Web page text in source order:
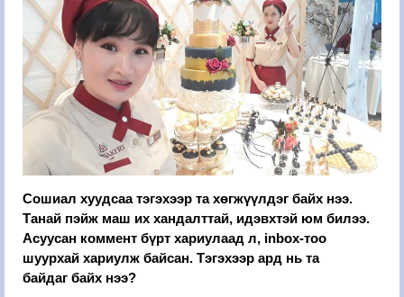
Сошиал хуудсаа тэгэхээр та хөгжүүлдэг байх нээ.
Танай пэйж маш их хандалттай, идэвхтэй юм билээ.
Асуусан коммент бүрт хариулаад л, inbox-тоо
шуурхай хариулж байсан. Тэгэхээр ард нь та
байдаг байх нээ?